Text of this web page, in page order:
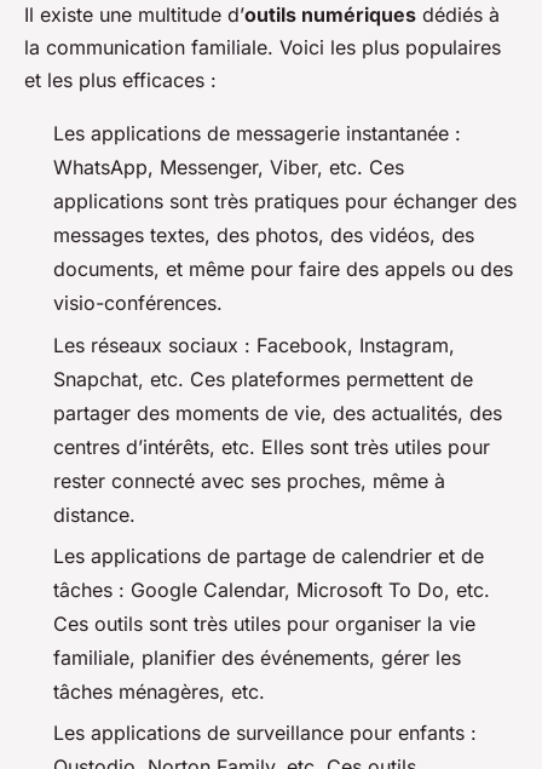
Il existe une multitude d’outils numériques dédiés à
la communication familiale. Voici les plus populaires
et les plus efficaces :
Les applications de messagerie instantanée :
WhatsApp, Messenger, Viber, etc. Ces
applications sont très pratiques pour échanger des
messages textes, des photos, des vidéos, des
documents, et même pour faire des appels ou des
visio-conférences.
Les réseaux sociaux : Facebook, Instagram,
Snapchat, etc. Ces plateformes permettent de
partager des moments de vie, des actualités, des
centres d’intérêts, etc. Elles sont très utiles pour
rester connecté avec ses proches, même à
distance.
Les applications de partage de calendrier et de
tâches : Google Calendar, Microsoft To Do, etc.
Ces outils sont très utiles pour organiser la vie
familiale, planifier des événements, gérer les
tâches ménagères, etc.
Les applications de surveillance pour enfants :